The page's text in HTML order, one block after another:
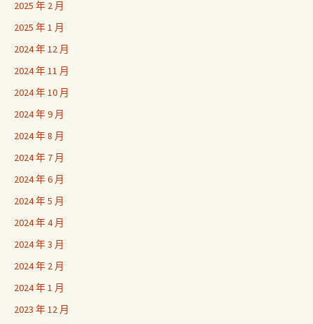
2025 年 2 月
2025 年 1 月
2024 年 12 月
2024 年 11 月
2024 年 10 月
2024 年 9 月
2024 年 8 月
2024 年 7 月
2024 年 6 月
2024 年 5 月
2024 年 4 月
2024 年 3 月
2024 年 2 月
2024 年 1 月
2023 年 12 月